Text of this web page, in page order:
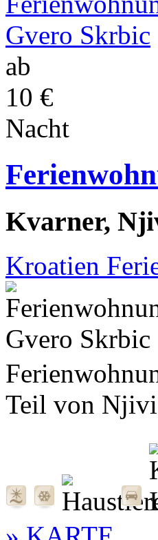
ab
10 €
Nacht
Kvarner,
Kroatien
Teil von